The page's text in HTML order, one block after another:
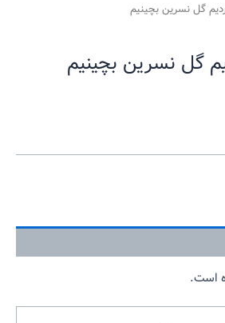
گل نسرین بچینیم
گل نسرین بچینیم
است.